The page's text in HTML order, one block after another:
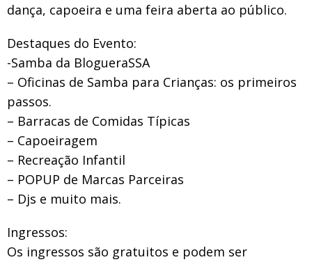
dança, capoeira e uma feira aberta ao público.
Destaques do Evento:
-Samba da BlogueraSSA
– Oficinas de Samba para Crianças: os primeiros
passos.
– Barracas de Comidas Típicas
– Capoeiragem
– Recreação Infantil
– POPUP de Marcas Parceiras
– Djs e muito mais.
Ingressos:
Os ingressos são gratuitos e podem ser